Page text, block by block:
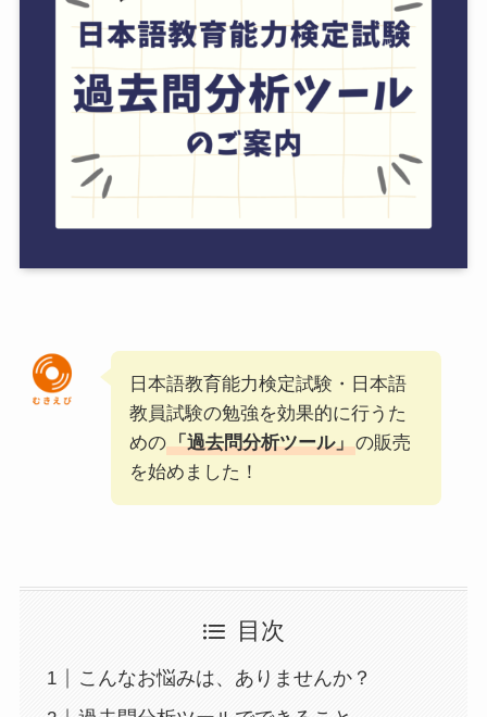
日本語教育能力検定試験・日本語
教員試験の勉強を効果的に行うた
めの「過去問分析ツール」の販売
を始めました！
目次
こんなお悩みは、ありませんか？